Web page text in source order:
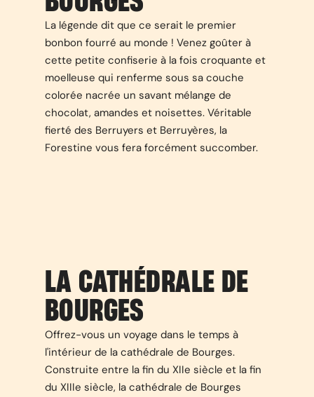
La légende dit que ce serait le premier
bonbon fourré au monde ! Venez goûter à
cette petite confiserie à la fois croquante et
moelleuse qui renferme sous sa couche
colorée nacrée un savant mélange de
chocolat, amandes et noisettes. Véritable
fierté des Berruyers et Berruyères, la
Forestine vous fera forcément succomber.
LA CATHÉDRALE DE
BOURGES
Offrez-vous un voyage dans le temps à
l'intérieur de la cathédrale de Bourges.
Construite entre la fin du XIIe siècle et la fin
du XIIIe siècle, la cathédrale de Bourges